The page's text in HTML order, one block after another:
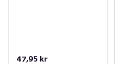
47,95 kr